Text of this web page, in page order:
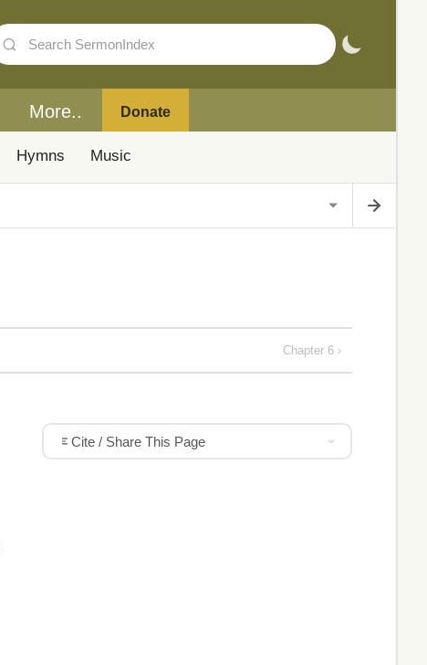
More.. Donate
Hymns Music
Chapter 6 ›
Cite / Share This Page